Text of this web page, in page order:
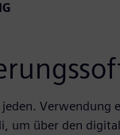
Verwendung
um über den